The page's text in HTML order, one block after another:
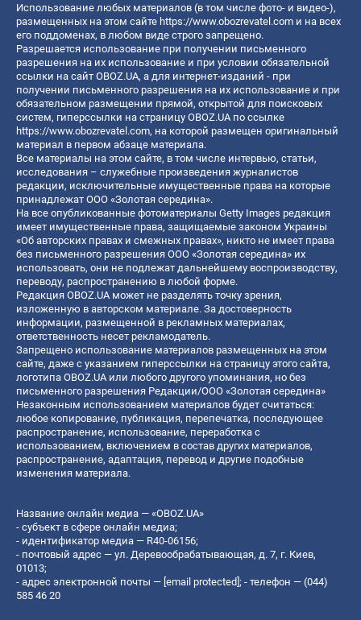
Использование любых материалов (в том числе фото- и видео-),
размещенных на этом сайте https://www.obozrevatel.com и на всех
его поддоменах, в любом виде строго запрещено.
Разрешается использование при получении письменного
разрешения на их использование и при условии обязательной
ссылки на сайт OBOZ.UA, а для интернет-изданий - при
получении письменного разрешения на их использование и при
обязательном размещении прямой, открытой для поисковых
систем, гиперссылки на страницу OBOZ.UA по ссылке
https://www.obozrevatel.com, на которой размещен оригинальный
материал в первом абзаце материала.
Все материалы на этом сайте, в том числе интервью, статьи,
исследования – служебные произведения журналистов
редакции, исключительные имущественные права на которые
принадлежат ООО «Золотая середина».
На все опубликованные фотоматериалы Getty Images редакция
имеет имущественные права, защищаемые законом Украины
«Об авторских правах и смежных правах», никто не имеет права
без письменного разрешения ООО «Золотая середина» их
использовать, они не подлежат дальнейшему воспроизводству,
переводу, распространению в любой форме.
Редакция OBOZ.UA может не разделять точку зрения,
изложенную в авторском материале. За достоверность
информации, размещенной в рекламных материалах,
ответственность несет рекламодатель.
Запрещено использование материалов размещенных на этом
сайте, даже с указанием гиперссылки на страницу этого сайта,
логотипа OBOZ.UA или любого другого упоминания, но без
письменного разрешения Редакции/ООО «Золотая середина»
Незаконным использованием материалов будет считаться:
любое копирование, публикация, перепечатка, последующее
распространение, использование, переработка с
использованием, включением в состав других материалов,
распространение, адаптация, перевод и другие подобные
изменения материала.
Название онлайн медиа — «OBOZ.UA»
- субъект в сфере онлайн медиа;
- идентификатор медиа — R40-06156;
- почтовый адрес — ул. Деревообрабатывающая, д. 7, г. Киев,
01013;
- адрес электронной почты — [email protected] ; - телефон — (044)
585 46 20